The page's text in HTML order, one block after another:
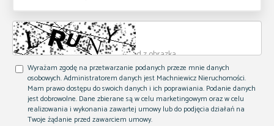
Wyrażam zgodę na przetwarzanie podanych przeze mnie danych
osobowych. Administratorem danych jest Machniewicz Nieruchomości.
Mam prawo dostępu do swoich danych i ich poprawiania. Podanie danych
jest dobrowolne. Dane zbierane są w celu marketingowym oraz w celu
realizowania i wykonania zawartej umowy lub do podjęcia działań na
Twoje żądanie przed zawarciem umowy.